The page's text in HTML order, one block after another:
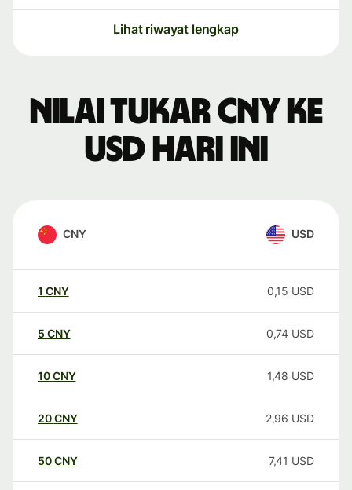
Lihat riwayat lengkap
Nilai tukar CNY ke
USD hari ini
CNY USD
1 CNY 0,15 USD
5 CNY 0,74 USD
10CNY 1,48 USD
20CNY 2,96 USD
50CNY 7,41 USD